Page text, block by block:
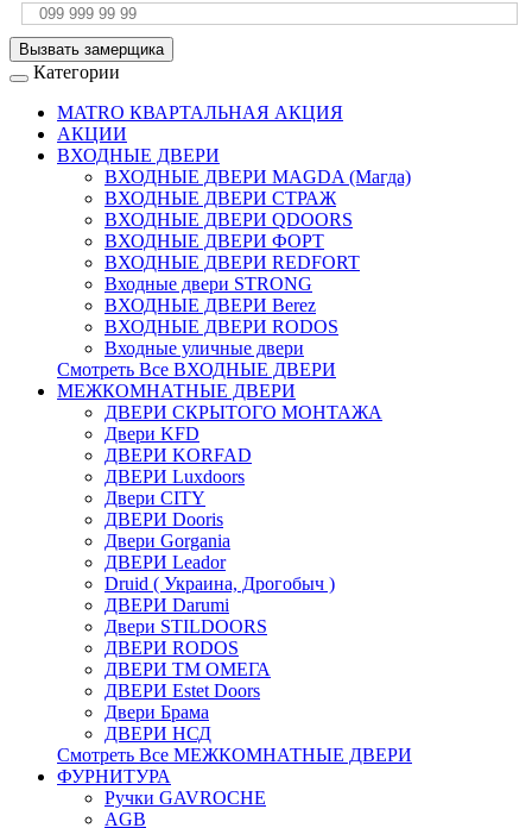
Вызвать замерщика
Категории
MATRO КВАРТАЛЬНАЯ АКЦИЯ
АКЦИИ
ВХОДНЫЕ ДВЕРИ
ВХОДНЫЕ ДВЕРИ МAGDA (Магда)
ВХОДНЫЕ ДВЕРИ СТРАЖ
ВХОДНЫЕ ДВЕРИ QDOORS
ВХОДНЫЕ ДВЕРИ ФОРТ
ВХОДНЫЕ ДВЕРИ REDFORT
Входные двери STRONG
ВХОДНЫЕ ДВЕРИ Berez
ВХОДНЫЕ ДВЕРИ RODOS
Входные уличные двери
Смотреть Все ВХОДНЫЕ ДВЕРИ
МЕЖКОМНАТНЫЕ ДВЕРИ
ДВЕРИ СКРЫТОГО МОНТАЖА
Двери KFD
ДВЕРИ KORFAD
ДВЕРИ Luxdoors
Двери CITY
ДВЕРИ Dooris
Двери Gorgania
ДВЕРИ Leador
Druid ( Украина, Дрогобыч )
ДВЕРИ Darumi
Двери STILDOORS
ДВЕРИ RODOS
ДВЕРИ ТМ ОМЕГА
ДВЕРИ Estet Doors
Двери Брама
ДВЕРИ НСД
Смотреть Все МЕЖКОМНАТНЫЕ ДВЕРИ
ФУРНИТУРА
Ручки GAVROCHE
AGB